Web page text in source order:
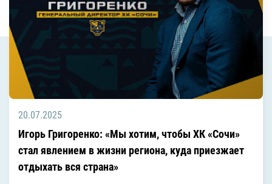
20.07.2025
Игорь Григоренко: «Мы хотим, чтобы ХК «Сочи»
стал явлением в жизни региона, куда приезжает
отдыхать вся страна»